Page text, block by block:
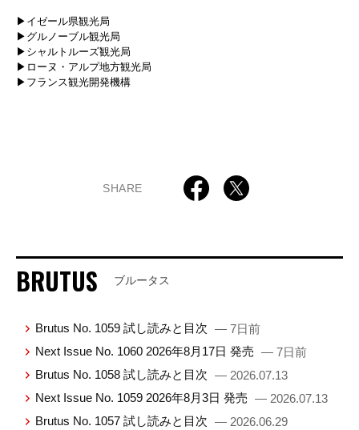
▶イゼール県観光局
▶グルノーブル観光局
▶シャルトルーズ観光局
▶ローヌ・アルプ地方観光局
▶フランス観光開発機構
SHARE
BRUTUS ブルータス
Brutus No. 1059 試し読みと目次 — 7日前
Next Issue No. 1060 2026年8月17日 発売 — 7日前
Brutus No. 1058 試し読みと目次 — 2026.07.13
Next Issue No. 1059 2026年8月3日 発売 — 2026.07.13
Brutus No. 1057 試し読みと目次 — 2026.06.29